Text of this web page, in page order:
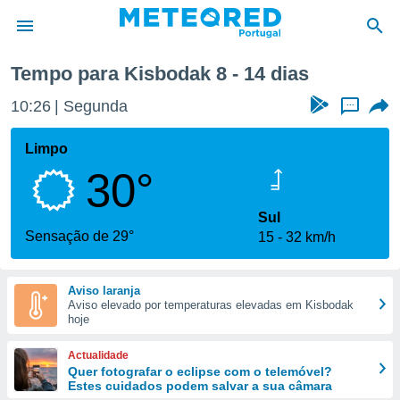
da
foi
fornecidas
a este
das
e
forma
digital
Tempo para Kisbodak 8 - 14 dias
10:26 Segunda ...
Limpo
30°
Sensação de 29°
Sul
15
32 km/h
Aviso laranja
Aviso elevado por temperaturas elevadas em Kisbodak
hoje
Actualidade
Quer fotografar o eclipse com o telemóvel?
Estes cuidados podem salvar a sua câmara